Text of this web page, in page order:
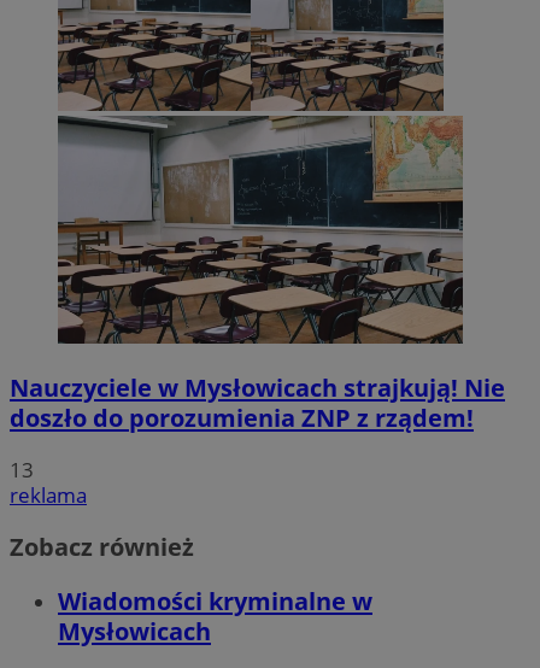
Nauczyciele w Mysłowicach strajkują! Nie
doszło do porozumienia ZNP z rządem!
13
reklama
Zobacz również
Wiadomości kryminalne w
Mysłowicach